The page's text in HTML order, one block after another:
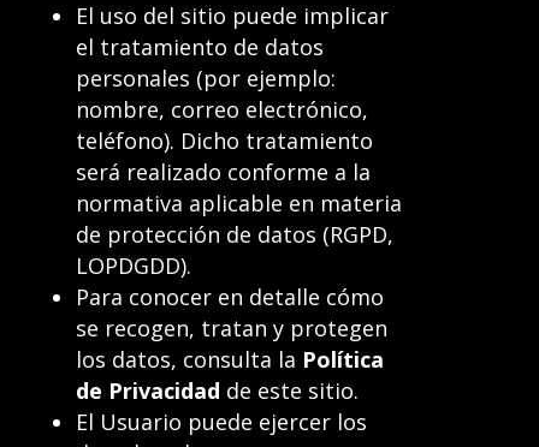
El uso del sitio puede implicar
el tratamiento de datos
personales (por ejemplo:
nombre, correo electrónico,
teléfono). Dicho tratamiento
será realizado conforme a la
normativa aplicable en materia
de protección de datos (RGPD,
LOPDGDD).
Para conocer en detalle cómo
se recogen, tratan y protegen
los datos, consulta la Política
de Privacidad de este sitio.
El Usuario puede ejercer los